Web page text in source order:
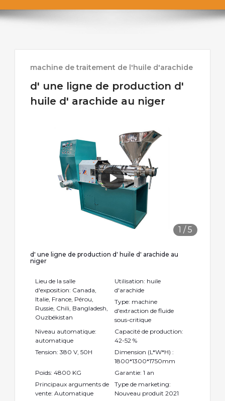
machine de traitement de l'huile d'arachide
d' une ligne de production d'
huile d' arachide au niger
1 /5
d' une ligne de production d' huile d' arachide au
niger
Lieu de la salle
d'exposition: Canada,
Italie, France, Pérou,
Russie, Chili, Bangladesh,
Ouzbékistan
Utilisation: huile
d'arachide
Type: machine
d'extraction de fluide
sous-critique
Niveau automatique:
automatique
Capacité de production:
42-52 %
Tension: 380 V, 50H
Dimension (L*W*H) :
1800*1300*1750mm
Poids: 4800 KG
Garantie: 1 an
Principaux arguments de
vente: Automatique
Type de marketing:
Nouveau produit 2021